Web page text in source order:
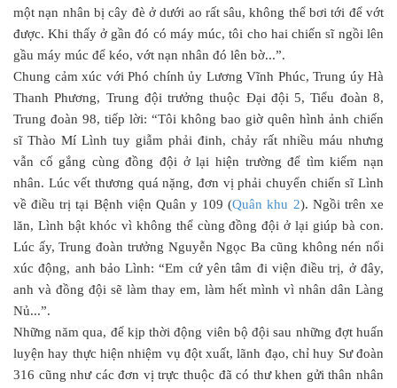
một nạn nhân bị cây đè ở dưới ao rất sâu, không thể bơi tới để vớt
được. Khi thấy ở gần đó có máy múc, tôi cho hai chiến sĩ ngồi lên
gầu máy múc để kéo, vớt nạn nhân đó lên bờ...”.
Chung cảm xúc với Phó chính ủy Lương Vĩnh Phúc, Trung úy Hà
Thanh Phương, Trung đội trưởng thuộc Đại đội 5, Tiểu đoàn 8,
Trung đoàn 98, tiếp lời: “Tôi không bao giờ quên hình ảnh chiến
sĩ Thào Mí Lình tuy giẫm phải đinh, chảy rất nhiều máu nhưng
vẫn cố gắng cùng đồng đội ở lại hiện trường để tìm kiếm nạn
nhân. Lúc vết thương quá nặng, đơn vị phải chuyển chiến sĩ Lình
về điều trị tại Bệnh viện Quân y 109 (Quân khu 2). Ngồi trên xe
lăn, Lình bật khóc vì không thể cùng đồng đội ở lại giúp bà con.
Lúc ấy, Trung đoàn trưởng Nguyễn Ngọc Ba cũng không nén nổi
xúc động, anh bảo Lình: “Em cứ yên tâm đi viện điều trị, ở đây,
anh và đồng đội sẽ làm thay em, làm hết mình vì nhân dân Làng
Nủ...”.
Những năm qua, để kịp thời động viên bộ đội sau những đợt huấn
luyện hay thực hiện nhiệm vụ đột xuất, lãnh đạo, chỉ huy Sư đoàn
316 cũng như các đơn vị trực thuộc đã có thư khen gửi thân nhân